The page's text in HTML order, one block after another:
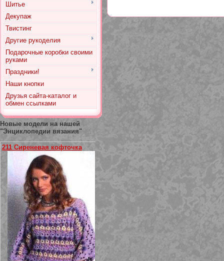
Шитье
Декупаж
Твистинг
Другие рукоделия
Подарочные коробки своими
руками
Праздники!
Наши кнопки
Друзья сайта-каталог и
обмен ссылками
Новые модели на нашей
"Энциклопедии вязания"
211 Сиреневая кофточка